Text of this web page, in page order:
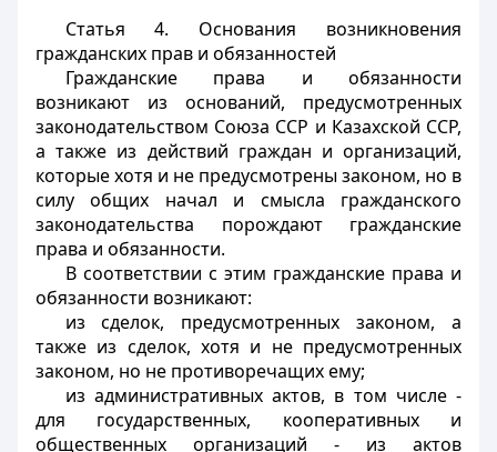
Статья 4. Основания возникновения
гражданских прав и обязанностей
Гражданские права и обязанности
возникают из оснований, предусмотренных
законодательством Союза ССР и Казахской ССР,
а также из действий граждан и организаций,
которые хотя и не предусмотрены законом, но в
силу общих начал и смысла гражданского
законодательства порождают гражданские
права и обязанности.
В соответствии с этим гражданские права и
обязанности возникают:
из сделок, предусмотренных законом, а
также из сделок, хотя и не предусмотренных
законом, но не противоречащих ему;
из административных актов, в том числе -
для государственных, кооперативных и
общественных организаций - из актов